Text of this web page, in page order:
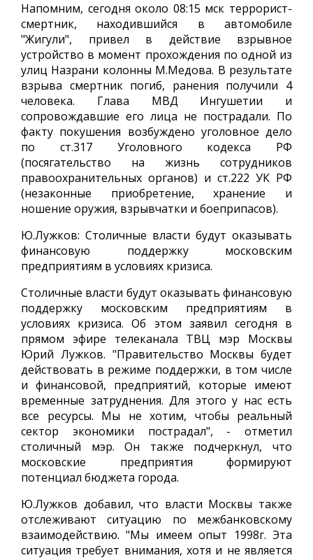
Напомним, сегодня около 08:15 мск террорист-
смертник, находившийся в автомобиле
"Жигули", привел в действие взрывное
устройство в момент прохождения по одной из
улиц Назрани колонны М.Медова. В результате
взрыва смертник погиб, ранения получили 4
человека. Глава МВД Ингушетии и
сопровождавшие его лица не пострадали. По
факту покушения возбуждено уголовное дело
по ст.317 Уголовного кодекса РФ
(посягательство на жизнь сотрудников
правоохранительных органов) и ст.222 УК РФ
(незаконные приобретение, хранение и
ношение оружия, взрывчатки и боеприпасов).
Ю.Лужков: Столичные власти будут оказывать
финансовую поддержку московским
предприятиям в условиях кризиса.
Столичные власти будут оказывать финансовую
поддержку московским предприятиям в
условиях кризиса. Об этом заявил сегодня в
прямом эфире телеканала ТВЦ мэр Москвы
Юрий Лужков. "Правительство Москвы будет
действовать в режиме поддержки, в том числе
и финансовой, предприятий, которые имеют
временные затруднения. Для этого у нас есть
все ресурсы. Мы не хотим, чтобы реальный
сектор экономики пострадал", - отметил
столичный мэр. Он также подчеркнул, что
московские предприятия формируют
потенциал бюджета города.
Ю.Лужков добавил, что власти Москвы также
отслеживают ситуацию по межбанковскому
взаимодействию. "Мы имеем опыт 1998г. Эта
ситуация требует внимания, хотя и не является